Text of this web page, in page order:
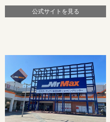
公式サイトを見る